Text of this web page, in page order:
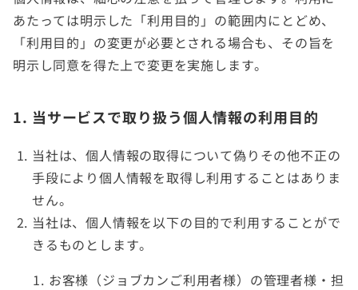
あたっては明示した「利用目的」の範囲内にとどめ、
「利用目的」の変更が必要とされる場合も、その旨を
明示し同意を得た上で変更を実施します。
1. 当サービスで取り扱う個人情報の利用目的
当社は、個人情報の取得について偽りその他不正の
手段により個人情報を取得し利用することはありま
せん。
当社は、個人情報を以下の目的で利用することがで
きるものとします。
お客様（ジョブカンご利用者様）の管理者様・担